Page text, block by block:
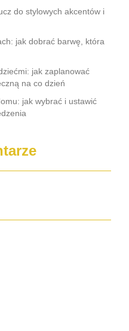
do stylowych akcentów i
jak dobrać barwę, która
jak zaplanować
na co dzień
jak wybrać i ustawić